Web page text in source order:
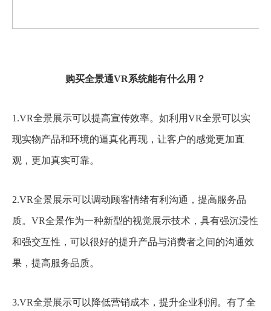
购买全景通VR系统能有什么用？
1.VR全景展示可以提高宣传效率。如利用VR全景可以实
现实物产品和环境的逼真化再现，让客户的感觉更加直
观，更加真实可靠。
2.VR全景展示可以调动顾客情绪有利沟通，提高服务品
质。VR全景作为一种新型的视觉展示技术，具有强沉浸性
和强交互性，可以很好的提升产品与消费者之间的沟通效
果，提高服务品质。
3.VR全景展示可以降低营销成本，提升企业利润。有了全